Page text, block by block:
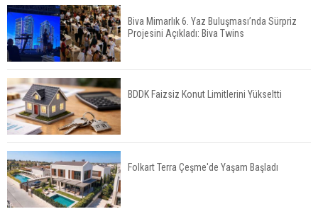
Yatırımcıların Bina Tercihi Değişiyor: Dijital Altyapı
Öne Çıkıyor
TOKİ'nin Kiralık Sosyal Konut Modeli Kiraları
Düşürür Mü?
İkinci El Konut Fiyatları İspanya'da Bir Yılda
Yüzde 16,2 Arttı
Biva Mimarlık 6. Yaz Buluşması’nda Sürpriz
Projesini Açıkladı: Biva Twins
BDDK Faizsiz Konut Limitlerini Yükseltti
Folkart Terra Çeşme'de Yaşam Başladı